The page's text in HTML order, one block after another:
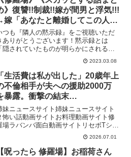
》復讐!!制裁!!嫁が間男と浮気!!!
嫁「あなたと離婚してこの人と
婚するw」ふざけた事を言って
たので徹底報復へw
つも『隣人の黙示録』をご視聴いただ
ありがとうございます！黙示録とは
「隠されていたものが明らかにされる」
という意味であり、あなたの隣人に隠さ
れた人生の一部を切り取って動画にして
います。当チャンネルは実際にある実話
厳選し、実話を壊さないよ...
2023.03.08
「生活費は私が出した」20歳年上
不倫相手が夫への援助2000万
暴露。衝撃の結末…
妹ニュースサイト姉妹ニュースサイト
怖い話動画サイトお料理動画サイト修
場ラバンバ面白動画サイトリセボTシャ
ツ特集ページ⇩リセボTシャツ商品ページ⇩
リセボ公式通販サイト⇩TikTok毎日配信！
相談はInstagramで受付中ひろしのTik...
2026.07.01
【呪ったら 修羅場】お稲荷さん